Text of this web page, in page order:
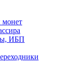
монет
ИБП